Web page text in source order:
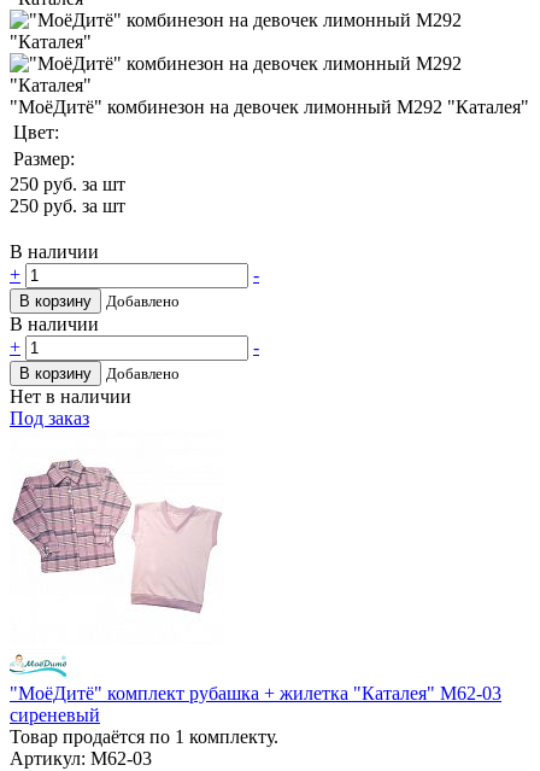
"МоёДитё" комбинезон на девочек лимонный М292 "Каталея"
Цвет:
Размер:
250 руб. за шт
250 руб. за шт
В наличии
+
-
В корзину Добавлено
В наличии
+
-
В корзину Добавлено
Нет в наличии
Под заказ
"МоёДитё" комплект рубашка + жилетка "Каталея" М62-03
сиреневый
Товар продаётся по 1 комплекту.
Артикул: М62-03